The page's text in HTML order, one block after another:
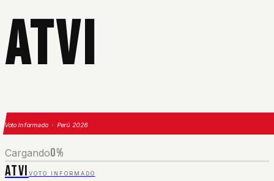
ATVI
Voto Informado · Perú 2026
Cargando0%
ATVI VOTO INFORMADO